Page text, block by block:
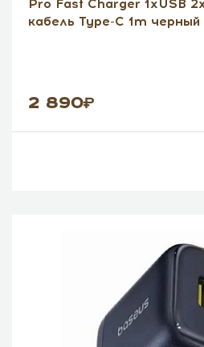
Pro Fast Charger 1xUSB
кабель Type-C 1m черный
2 890